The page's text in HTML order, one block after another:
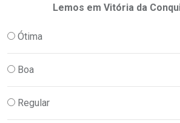
Lemos em Vitória da
Ótima
Boa
Regular